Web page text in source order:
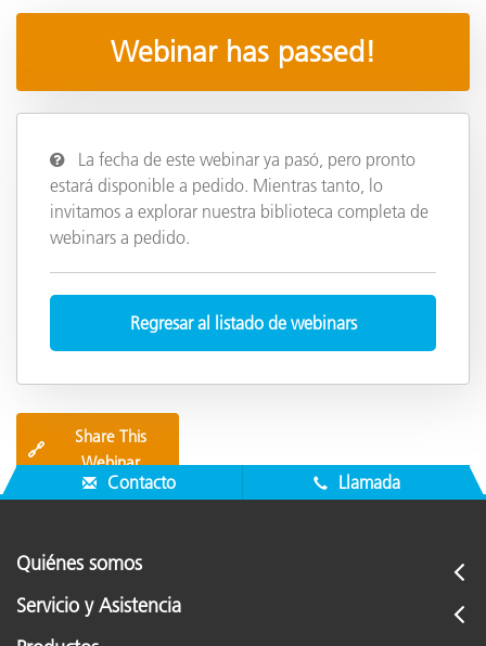
Webinar has passed!
La fecha de este webinar ya pasó, pero pronto
estará disponible a pedido. Mientras tanto, lo
invitamos a explorar nuestra biblioteca completa de
webinars a pedido.
Regresar al listado de webinars
🔗
Share This
Webinar
Contacto Llamada
Quiénes somos
Servicio y Asistencia